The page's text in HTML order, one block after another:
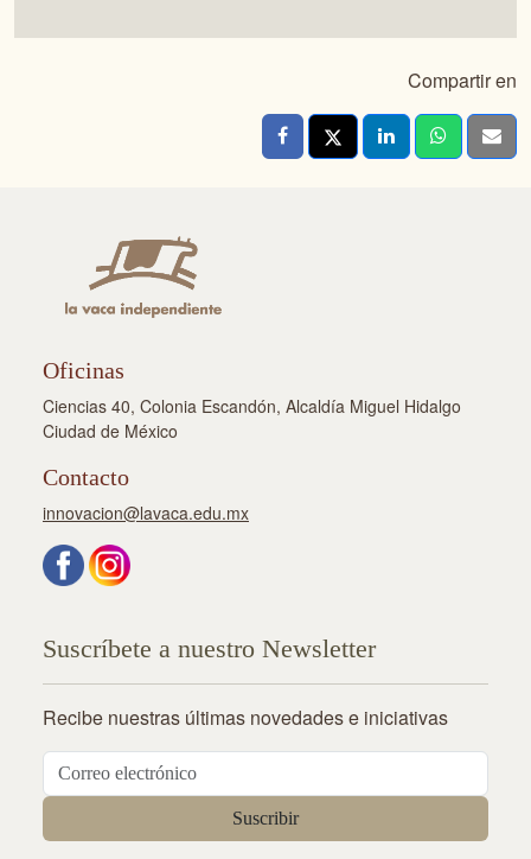
Compartir en
Oficinas
Ciencias 40, Colonia Escandón, Alcaldía Miguel Hidalgo
Ciudad de México
Contacto
innovacion@lavaca.edu.mx
Suscríbete a nuestro Newsletter
Recibe nuestras últimas novedades e iniciativas